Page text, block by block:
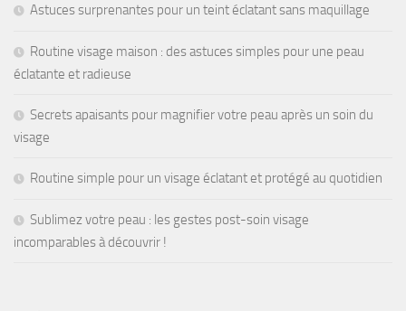
Astuces surprenantes pour un teint éclatant sans maquillage
Routine visage maison : des astuces simples pour une peau
éclatante et radieuse
Secrets apaisants pour magnifier votre peau après un soin du
visage
Routine simple pour un visage éclatant et protégé au quotidien
Sublimez votre peau : les gestes post-soin visage
incomparables à découvrir !